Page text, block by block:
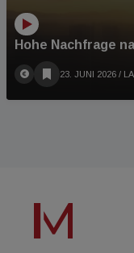
Hohe Nachfrage
23. JUNI 2026 /